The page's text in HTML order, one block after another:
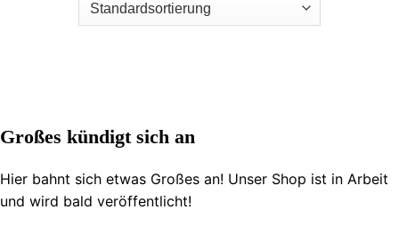
Großes kündigt sich an
Hier bahnt sich etwas Großes an! Unser Shop ist in Arbeit
und wird bald veröffentlicht!